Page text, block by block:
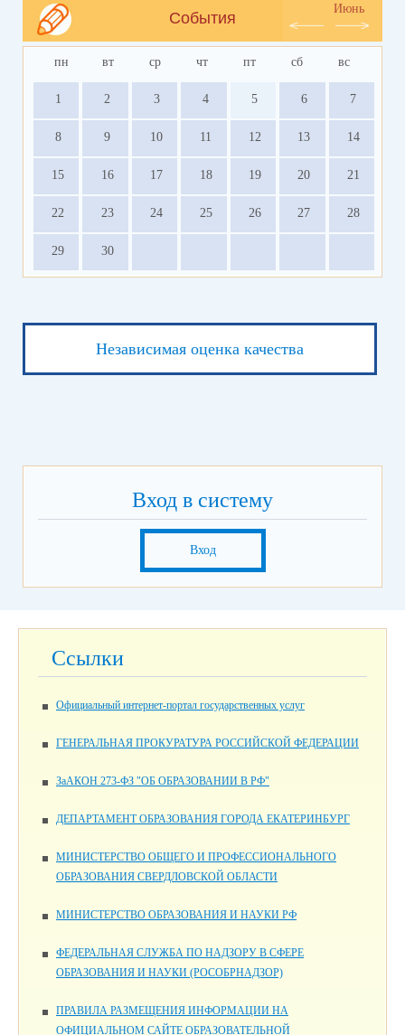
События
Июнь
пн вт ср чт пт сб вс
1 2 3 4 5 6 7
8 9 10 11 12 13 14
15 16 17 18 19 20 21
22 23 24 25 26 27 28
29 30
Независимая оценка качества
Вход в систему
Вход
Ссылки
Официальный интернет-портал государственных услуг
ГЕНЕРАЛЬНАЯ ПРОКУРАТУРА РОССИЙСКОЙ ФЕДЕРАЦИИ
ЗаАКОН 273-ФЗ "ОБ ОБРАЗОВАНИИ В РФ"
ДЕПАРТАМЕНТ ОБРАЗОВАНИЯ ГОРОДА ЕКАТЕРИНБУРГ
МИНИСТЕРСТВО ОБЩЕГО И ПРОФЕССИОНАЛЬНОГО
ОБРАЗОВАНИЯ СВЕРДЛОВСКОЙ ОБЛАСТИ
МИНИСТЕРСТВО ОБРАЗОВАНИЯ И НАУКИ РФ
ФЕДЕРАЛЬНАЯ СЛУЖБА ПО НАДЗОРУ В СФЕРЕ
ОБРАЗОВАНИЯ И НАУКИ (РОСОБРНАДЗОР)
ПРАВИЛА РАЗМЕЩЕНИЯ ИНФОРМАЦИИ НА
ОФИЦИАЛЬНОМ САЙТЕ ОБРАЗОВАТЕЛЬНОЙ